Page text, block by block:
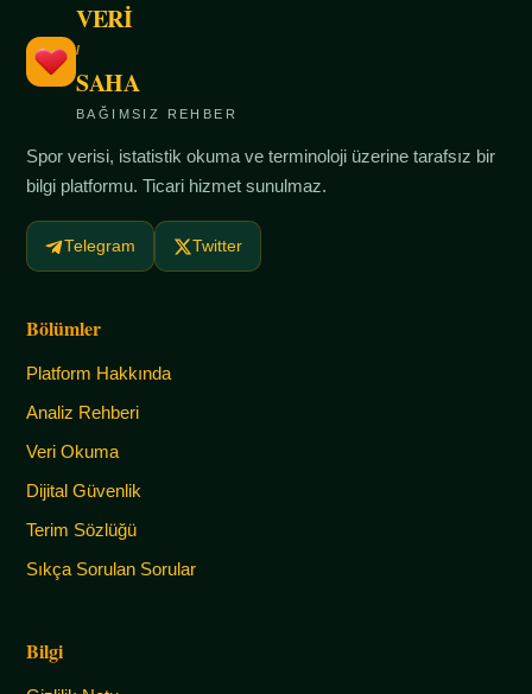
VERİ
/
SAHA
BAĞIMSIZ REHBER
Spor verisi, istatistik okuma ve terminoloji üzerine tarafsız bir
bilgi platformu. Ticari hizmet sunulmaz.
Telegram Twitter
Bölümler
Platform Hakkında
Analiz Rehberi
Veri Okuma
Dijital Güvenlik
Terim Sözlüğü
Sıkça Sorulan Sorular
Bilgi